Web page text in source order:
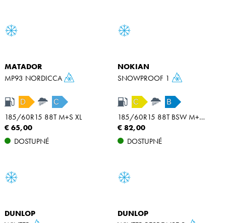
MATADOR
MP93 NORDICCA
D C
185/60R15 88T M+S XL
€ 65,00
DOSTUPNÉ
NOKIAN
SNOWPROOF 1
C B
185/60R15 88T BSW M+S XL
€ 82,00
DOSTUPNÉ
DUNLOP
DUNLOP